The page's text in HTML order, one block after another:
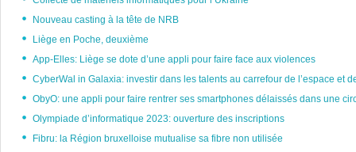
Nouveau casting à la tête de NRB
Liège en Poche, deuxième
App-Elles: Liège se dote d’une appli pour faire face aux violences
CyberWal in Galaxia: investir dans les talents au carrefour de l’espace et
ObyO: une appli pour faire rentrer ses smartphones délaissés dans une
Olympiade d’informatique 2023: ouverture des inscriptions
Fibru: la Région bruxelloise mutualise sa fibre non utilisée